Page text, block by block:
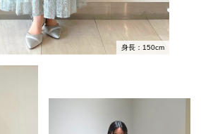
身長：150cm